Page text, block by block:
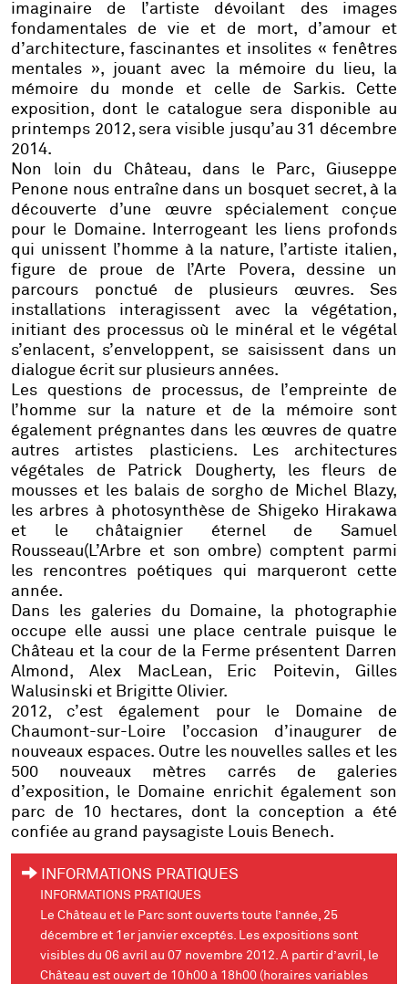
imaginaire de l’artiste dévoilant des images
fondamentales de vie et de mort, d’amour et
d’architecture, fascinantes et insolites « fenêtres
mentales », jouant avec la mémoire du lieu, la
mémoire du monde et celle de Sarkis. Cette
exposition, dont le catalogue sera disponible au
printemps 2012, sera visible jusqu’au 31 décembre
2014.
Non loin du Château, dans le Parc, Giuseppe
Penone nous entraîne dans un bosquet secret, à la
découverte d’une œuvre spécialement conçue
pour le Domaine. Interrogeant les liens profonds
qui unissent l’homme à la nature, l’artiste italien,
figure de proue de l’Arte Povera, dessine un
parcours ponctué de plusieurs œuvres. Ses
installations interagissent avec la végétation,
initiant des processus où le minéral et le végétal
s’enlacent, s’enveloppent, se saisissent dans un
dialogue écrit sur plusieurs années.
Les questions de processus, de l’empreinte de
l’homme sur la nature et de la mémoire sont
également prégnantes dans les œuvres de quatre
autres artistes plasticiens. Les architectures
végétales de
Patrick Dougherty, les fleurs de
mousses et les balais de sorgho de
Michel Blazy,
les arbres à photosynthèse de Shigeko Hirakawa
et le châtaignier éternel de Samuel
Rousseau(L’Arbre et son ombre) comptent parmi
les rencontres poétiques qui marqueront cette
année.
Dans les galeries du Domaine, la photographie
occupe elle aussi une place centrale puisque le
Château et la cour de la Ferme présentent Darren
Almond, Alex MacLean, Eric Poitevin, Gilles
Walusinski et Brigitte Olivier.
2012, c’est également pour le Domaine de
Chaumont-sur-Loire l’occasion d’inaugurer de
nouveaux espaces. Outre les nouvelles salles et les
500 nouveaux mètres carrés de galeries
d’exposition, le Domaine enrichit également son
parc de 10 hectares, dont la conception a été
confiée au grand paysagiste Louis Benech.
INFORMATIONS PRATIQUES
INFORMATIONS PRATIQUES
Le Château et le Parc sont ouverts toute l’année, 25
décembre et 1 er janvier exceptés. Les expositions sont
visibles du 06 avril au 07 novembre 2012. A partir d’avril, le
Château est ouvert de 10h00 à 18h00 (horaires variables